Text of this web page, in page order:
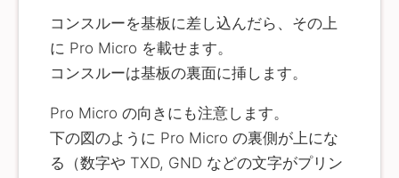
コンスルーを基板に差し込んだら、その上
に Pro Micro を載せます。
コンスルーは基板の裏面に挿します。
Pro Micro の向きにも注意します。
下の図のように Pro Micro の裏側が上にな
る（数字や TXD, GND などの文字がプリン